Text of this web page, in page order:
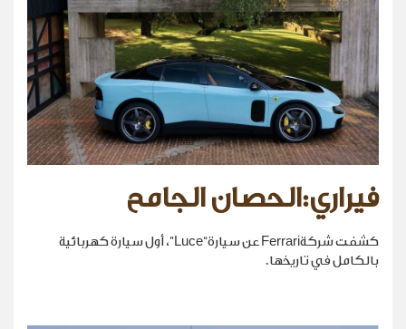
فيراري:الحصان الجامح
كشفت شركةFerrari عن سيارة“Luce”، أول سيارة كهربائية
بالكامل في تاريخها.